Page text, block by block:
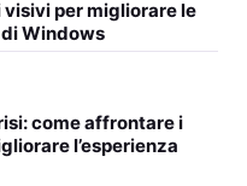
per migliorare le
Windows
come affrontare i
l’esperienza